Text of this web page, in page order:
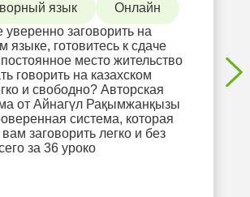
язык
Онлайн
уверенно заговорить на
языке, готовитесь к сдаче
место жительство
говорить на казахском
и свободно? Авторская
от Айнагүл Рақымжанқызы
система, которая
заговорить легко и без
за 36 уроко